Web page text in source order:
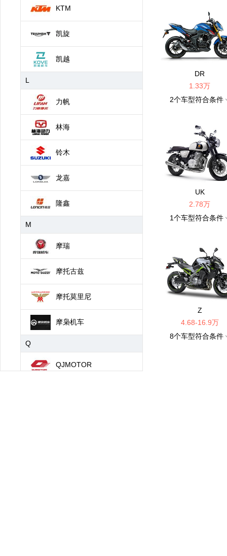
KTM
凯旋
凯越
L
力帆
林海
铃木
龙嘉
隆鑫
M
摩瑞
摩托古兹
摩托莫里尼
摩枭机车
Q
QJMOTOR
DR
1.33万
2个车型符合条件
UK
2.78万
1个车型符合条件
Z
4.68-16.9万
8个车型符合条件